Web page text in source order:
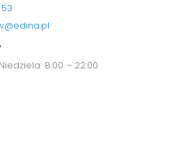
8:00 – 22:00